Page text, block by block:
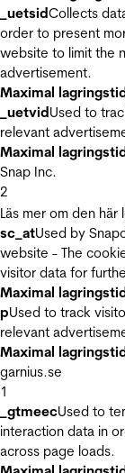
_uetsidCollects
order to present
website to limit the
advertisement.
Maximal
_uetvidUsed to
relevant
Maximal
Snap Inc.
2
Läs mer om den
sc_atUsed by
website - The
visitor data for
Maximal
pUsed to track
relevant
Maximal
garnius.se
1
_gtmeecUsed to
interaction data in
across page loads.